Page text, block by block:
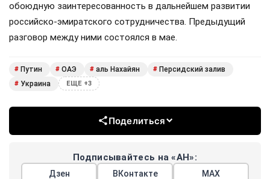
обоюдную заинтересованность в дальнейшем развитии
российско-эмиратского сотрудничества. Предыдущий
разговор между ними состоялся в мае.
# Путин # ОАЭ # аль Нахайян # Персидский залив
# Украина ЕЩЕ +3
Поделиться
Подписывайтесь на «АН»:
Дзен ВКонтакте МАХ